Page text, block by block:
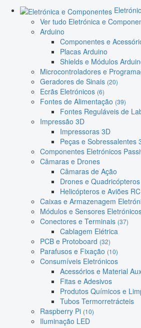
Ver tudo Eletrónica e
Arduino
Componentes e
Placas Arduino
Shields e Módulos
Microcontroladores e
Geradores de Sinais (20)
Ecrãs Eletrónicos (6)
Fontes de Alimentação (39)
Fontes Reguláveis de
Impressão 3D
Impressoras 3D
Peças e Sobressalentes
Componentes Eletrónicos
Câmaras e Drones
Câmaras de Ação
Drones e Quadricópteros
Helicópteros e Aviões RC
Caixas e Armazenagem
Módulos e Sensores
Conectores e Terminais (37)
Cablagem Elétrica
PCB e Protoboard (32)
Parafusos e Fixação (10)
Consumíveis Eletrónicos
Acessórios e Material
Fitas e Adesivos
Produtos Químicos e
Tubos Termorretrácteis
Raspberry Pi (10)
Iluminação LED